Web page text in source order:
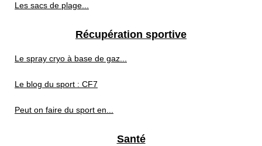
Les sacs de plage...
Récupération sportive
Le spray cryo à base de gaz...
Le blog du sport : CF7
Peut on faire du sport en...
Santé